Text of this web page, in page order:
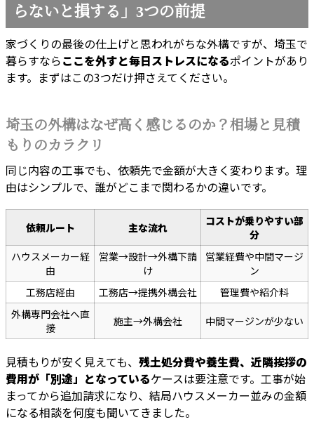
らないと損する」3つの前提
家づくりの最後の仕上げと思われがちな外構ですが、埼玉で
暮らすならここを外すと毎日ストレスになるポイントがあり
ます。まずはこの3つだけ押さえてください。
埼玉の外構はなぜ高く感じるのか？相場と見積
もりのカラクリ
同じ内容の工事でも、依頼先で金額が大きく変わります。理
由はシンプルで、誰がどこまで関わるかの違いです。
依頼ルート 主な流れ
コストが乗りやすい部
分
ハウスメーカー経
由
営業→設計→外構下請
け
営業経費や中間マージ
ン
工務店経由
工務店→提携外構会社
管理費や紹介料
外構専門会社へ直
接
施主→外構会社 中間マージンが少ない
見積もりが安く見えても、 残土処分費や養生費、近隣挨拶の
費用が「別途」となっているケースは要注意です。工事が始
まってから追加請求になり、結局ハウスメーカー並みの金額
になる相談を何度も聞いてきました。